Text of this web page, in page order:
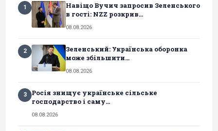
1
Навіщо Вучич запросив Зеленського
в гості: NZZ розкрив...
08.08.2026
2
Зеленський: Українська оборонка
може збільшити...
08.08.2026
3
Росія знищує українське сільське
господарство і саму...
08.08.2026